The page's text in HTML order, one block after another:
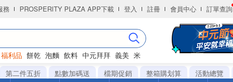
務 PROSPERITY PLAZA APP下載 登入 註冊 會員中心 訂單查詢
福利品 餅乾 泡麵 飲料 中元拜拜 義美 米
第二件五折 點數加碼送 檔期促銷 整箱購划算 活動總覽